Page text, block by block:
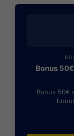
Bonus
Bonus 50€